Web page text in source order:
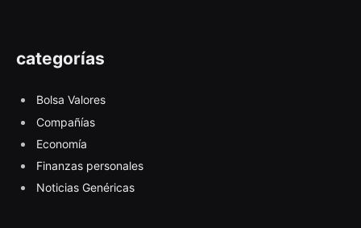
categorías
Bolsa Valores
Compañías
Economía
Finanzas personales
Noticias Genéricas